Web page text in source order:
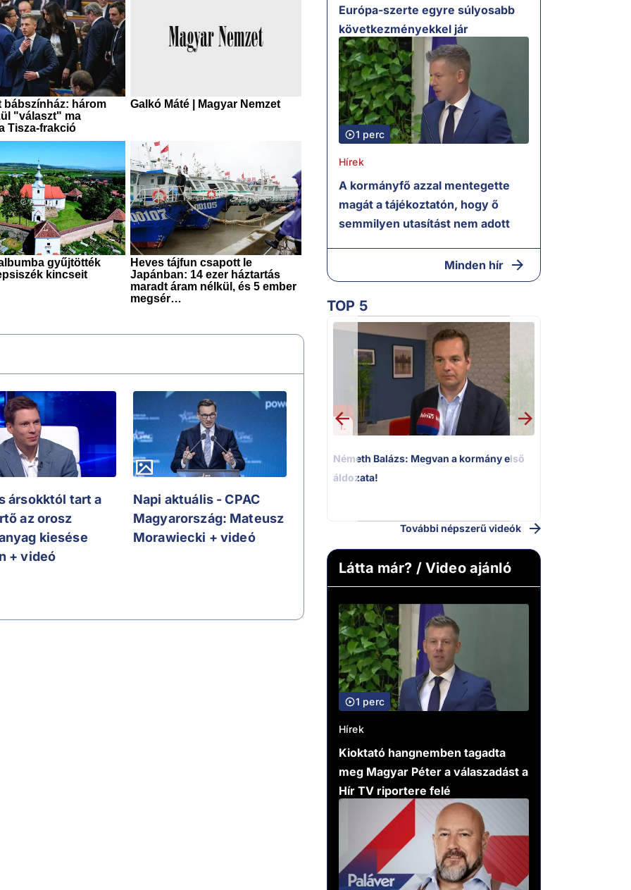
ársokktól tart a
az orosz
kiesése
+ videó
Napi aktuális - CPAC
Magyarország: Mateusz
Morawiecki + videó
Európa-szerte egyre súlyosabb
következményekkel jár
1 perc
Hírek
A kormányfő azzal mentegette
magát a tájékoztatón, hogy ő
semmilyen utasítást nem adott
Minden hír
TOP 5
1.
Németh Balázs: Megvan a kormány első
áldozata!
További népszerű videók
Látta már? / Video ajánló
1 perc
Hírek
Kioktató hangnemben tagadta
meg Magyar Péter a válaszadást a
Hír TV riportere felé